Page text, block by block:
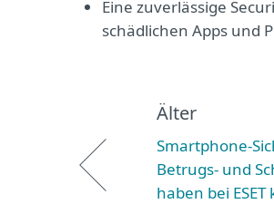
Eine zuverlässige
schädlichen Apps und
Älter
Smartphone-
Betrugs- und
haben bei ESET